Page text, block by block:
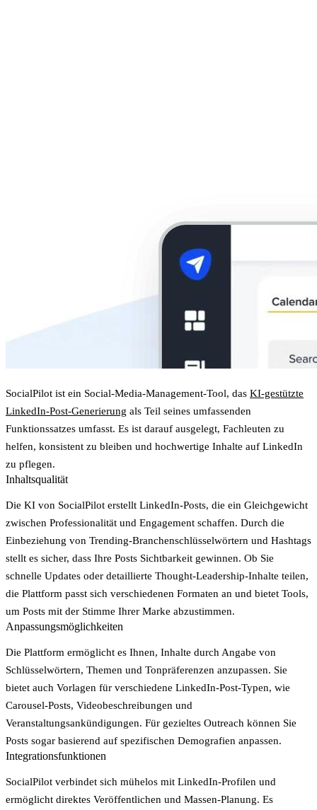
SocialPilot ist ein Social-Media-Management-Tool, das KI-gestützte
LinkedIn-Post-Generierung als Teil seines umfassenden
Funktionssatzes umfasst. Es ist darauf ausgelegt, Fachleuten zu
helfen, konsistent zu bleiben und hochwertige Inhalte auf LinkedIn
zu pflegen.
Inhaltsqualität
Die KI von SocialPilot erstellt LinkedIn-Posts, die ein Gleichgewicht
zwischen Professionalität und Engagement schaffen. Durch die
Einbeziehung von Trending-Branchenschlüsselwörtern und Hashtags
stellt es sicher, dass Ihre Posts Sichtbarkeit gewinnen. Ob Sie
schnelle Updates oder detaillierte Thought-Leadership-Inhalte teilen,
die Plattform passt sich verschiedenen Formaten an und bietet Tools,
um Posts mit der Stimme Ihrer Marke abzustimmen.
Anpassungsmöglichkeiten
Die Plattform ermöglicht es Ihnen, Inhalte durch Angabe von
Schlüsselwörtern, Themen und Tonpräferenzen anzupassen. Sie
bietet auch Vorlagen für verschiedene LinkedIn-Post-Typen, wie
Carousel-Posts, Videobeschreibungen und
Veranstaltungsankündigungen. Für gezieltes Outreach können Sie
Posts sogar basierend auf spezifischen Demografien anpassen.
Integrationsfunktionen
SocialPilot verbindet sich mühelos mit LinkedIn-Profilen und
ermöglicht direktes Veröffentlichen und Massen-Planung. Es